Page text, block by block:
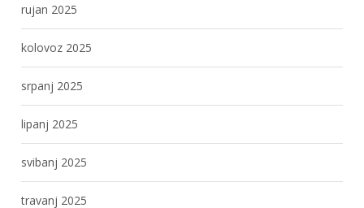
rujan 2025
kolovoz 2025
srpanj 2025
lipanj 2025
svibanj 2025
travanj 2025